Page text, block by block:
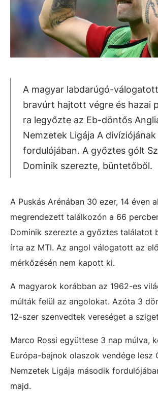
A magyar labdarúgó-
bravúrt hajtott végre és hazai
ra legyőzte az Eb-döntős
Nemzetek Ligája A
fordulójában. A győztes gólt
Dominik szerezte, büntetőből.
A Puskás Arénában 30 ezer, 14 éven
megrendezett találkozón a 66
Dominik szerezte a győztes találatot
írta az MTI. Az angol válogatott az
mérkőzésén nem kapott ki.
A magyarok korábban az 1962-es
múlták felül az angolokat. Azóta 3
12-szer szenvedtek vereséget a
Marco Rossi együttese 3 nap múlva,
Európa-bajnok olaszok vendége lesz
Nemzetek Ligája második
majd.